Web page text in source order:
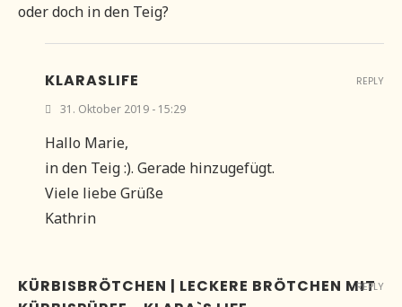
oder doch in den Teig?
KLARASLIFE
31. Oktober 2019 - 15:29
Hallo Marie,
in den Teig :). Gerade hinzugefügt.
Viele liebe Grüße
Kathrin
REPLY
KÜRBISBRÖTCHEN | LECKERE BRÖTCHEN MIT
REPLY